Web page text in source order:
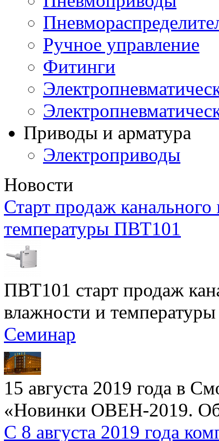
Ручное управление
Фитинги
Приводы и арматура
Электроприводы
Новости
Старт продаж канального
температуры ПВТ101
ПВТ101 старт продаж
влажности и температуры
Семинар
15 августа 2019 года в
«Новинки ОВЕН-2019.
С 8 августа 2019 года